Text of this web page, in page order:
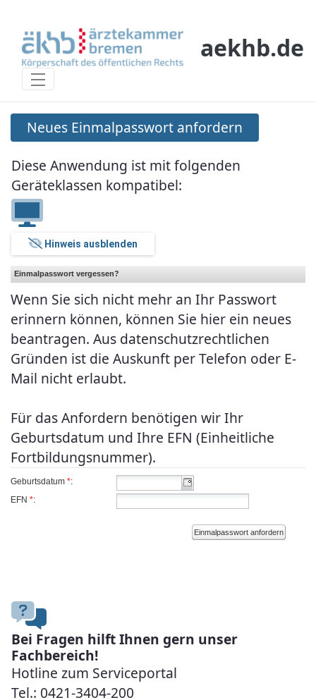
aekhb.de
Neues Einmalpasswort anfordern
Neues Einmalpasswort anfordern
Diese Anwendung ist mit folgenden
Geräteklassen kompatibel:
Hinweis ausblenden
Einmalpasswort vergessen?
Wenn Sie sich nicht mehr an Ihr Passwort
erinnern können, können Sie hier ein neues
beantragen. Aus datenschutzrechtlichen
Gründen ist die Auskunft per Telefon oder E-
Mail nicht erlaubt.
Für das Anfordern benötigen wir Ihr
Geburtsdatum und Ihre EFN (Einheitliche
Fortbildungsnummer).
Geburtsdatum *:
EFN *:
Einmalpasswort anfordern
Bei Fragen hilft Ihnen gern unser
Fachbereich!
Hotline zum Serviceportal
Tel.: 0421-3404-200